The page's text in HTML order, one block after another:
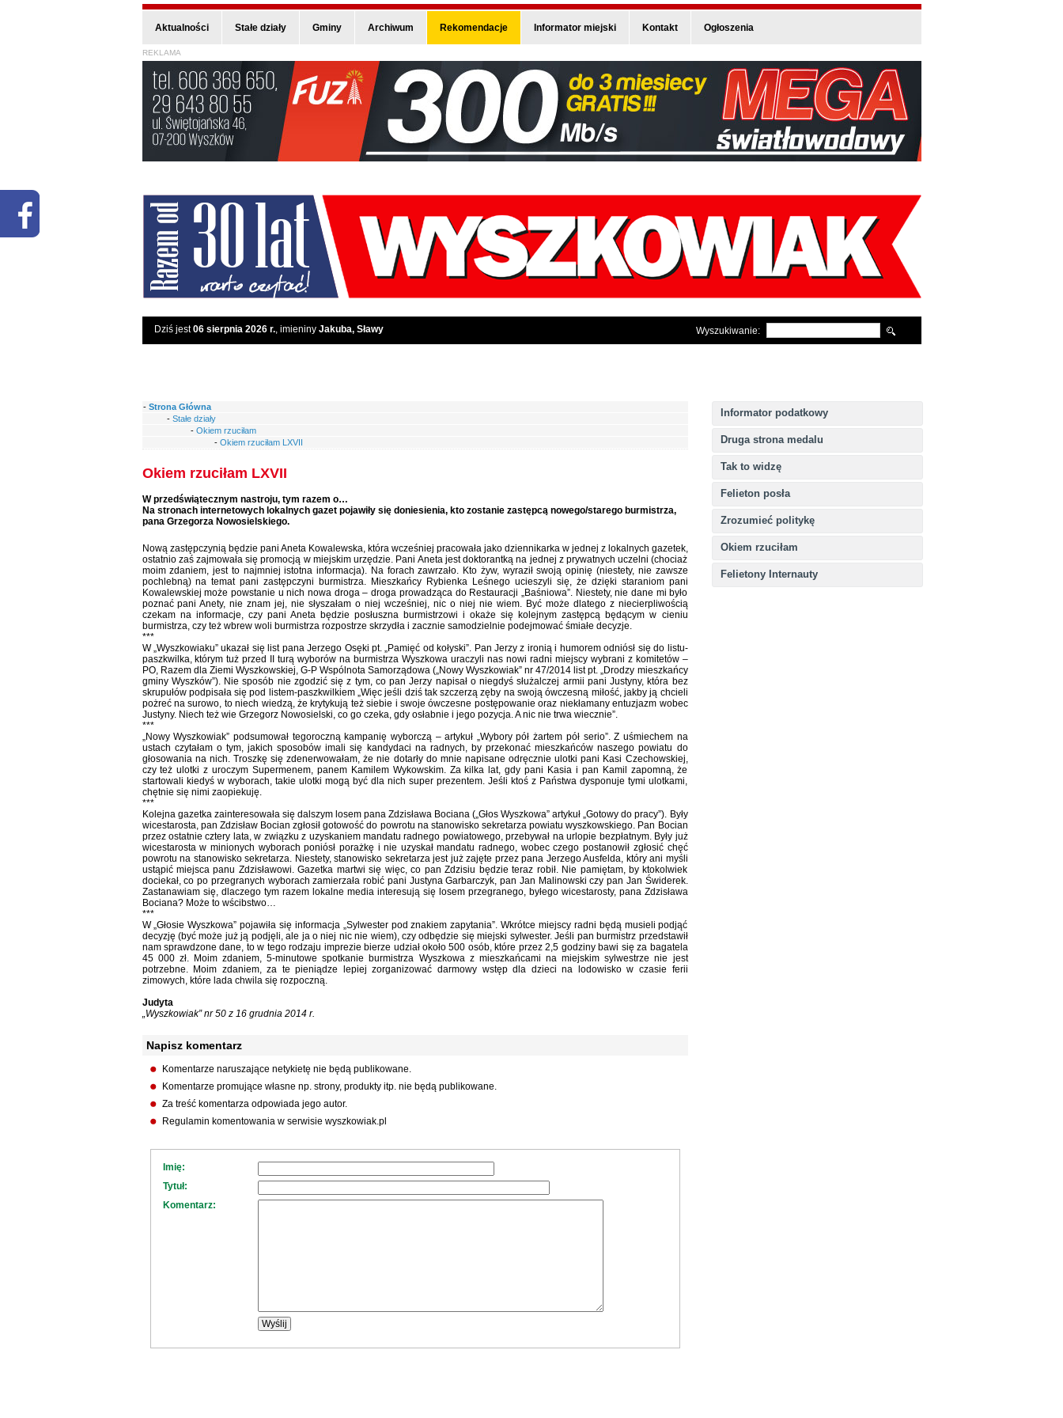
Aktualności Stałe działy Gminy Archiwum Rekomendacje Informator miejski Kontakt Ogłoszenia
REKLAMA
Dziś jest06 sierpnia 2026 r., imieniny Jakuba, Sławy Wyszukiwanie:
Informator podatkowy
Druga strona medalu
Tak to widzę
Felieton posła
Zrozumieć politykę
Okiem rzuciłam
Felietony Internauty
- Strona Główna
- Stałe działy
- Okiem rzuciłam
- Okiem rzuciłam LXVII
Okiem rzuciłam LXVII
W przedświątecznym nastroju, tym razem o…
Na stronach internetowych lokalnych gazet pojawiły się doniesienia, kto zostanie zastępcą nowego/starego burmistrza,
pana Grzegorza Nowosielskiego.
Nową zastępczynią będzie pani Aneta Kowalewska, która wcześniej pracowała jako dziennikarka w jednej z lokalnych gazetek,
ostatnio zaś zajmowała się promocją w miejskim urzędzie. Pani Aneta jest doktorantką na jednej z prywatnych uczelni (chociaż
moim zdaniem, jest to najmniej istotna informacja). Na forach zawrzało. Kto żyw, wyraził swoją opinię (niestety, nie zawsze
pochlebną) na temat pani zastępczyni burmistrza. Mieszkańcy Rybienka Leśnego ucieszyli się, że dzięki staraniom pani
Kowalewskiej może powstanie u nich nowa droga – droga prowadząca do Restauracji „Baśniowa”. Niestety, nie dane mi było
poznać pani Anety, nie znam jej, nie słyszałam o niej wcześniej, nic o niej nie wiem. Być może dlatego z niecierpliwością
czekam na informacje, czy pani Aneta będzie posłuszna burmistrzowi i okaże się kolejnym zastępcą będącym w cieniu
burmistrza, czy też wbrew woli burmistrza rozpostrze skrzydła i zacznie samodzielnie podejmować śmiałe decyzje.
***
W „Wyszkowiaku” ukazał się list pana Jerzego Osęki pt. „Pamięć od kołyski”. Pan Jerzy z ironią i humorem odniósł się do listu-
paszkwilka, którym tuż przed II turą wyborów na burmistrza Wyszkowa uraczyli nas nowi radni miejscy wybrani z komitetów –
PO, Razem dla Ziemi Wyszkowskiej, G-P Wspólnota Samorządowa („Nowy Wyszkowiak” nr 47/2014 list pt. „Drodzy mieszkańcy
gminy Wyszków”). Nie sposób nie zgodzić się z tym, co pan Jerzy napisał o niegdyś służalczej armii pani Justyny, która bez
skrupułów podpisała się pod listem-paszkwilkiem „Więc jeśli dziś tak szczerzą zęby na swoją ówczesną miłość, jakby ją chcieli
pożreć na surowo, to niech wiedzą, że krytykują też siebie i swoje ówczesne postępowanie oraz niekłamany entuzjazm wobec
Justyny. Niech też wie Grzegorz Nowosielski, co go czeka, gdy osłabnie i jego pozycja. A nic nie trwa wiecznie”.
***
„Nowy Wyszkowiak” podsumował tegoroczną kampanię wyborczą – artykuł „Wybory pół żartem pół serio”. Z uśmiechem na
ustach czytałam o tym, jakich sposobów imali się kandydaci na radnych, by przekonać mieszkańców naszego powiatu do
głosowania na nich. Troszkę się zdenerwowałam, że nie dotarły do mnie napisane odręcznie ulotki pani Kasi Czechowskiej,
czy też ulotki z uroczym Supermenem, panem Kamilem Wykowskim. Za kilka lat, gdy pani Kasia i pan Kamil zapomną, że
startowali kiedyś w wyborach, takie ulotki mogą być dla nich super prezentem. Jeśli ktoś z Państwa dysponuje tymi ulotkami,
chętnie się nimi zaopiekuję.
***
Kolejna gazetka zainteresowała się dalszym losem pana Zdzisława Bociana („Głos Wyszkowa” artykuł „Gotowy do pracy”). Były
wicestarosta, pan Zdzisław Bocian zgłosił gotowość do powrotu na stanowisko sekretarza powiatu wyszkowskiego. Pan Bocian
przez ostatnie cztery lata, w związku z uzyskaniem mandatu radnego powiatowego, przebywał na urlopie bezpłatnym. Były już
wicestarosta w minionych wyborach poniósł porażkę i nie uzyskał mandatu radnego, wobec czego postanowił zgłosić chęć
powrotu na stanowisko sekretarza. Niestety, stanowisko sekretarza jest już zajęte przez pana Jerzego Ausfelda, który ani myśli
ustąpić miejsca panu Zdzisławowi. Gazetka martwi się więc, co pan Zdzisiu będzie teraz robił. Nie pamiętam, by ktokolwiek
dociekał, co po przegranych wyborach zamierzała robić pani Justyna Garbarczyk, pan Jan Malinowski czy pan Jan Świderek.
Zastanawiam się, dlaczego tym razem lokalne media interesują się losem przegranego, byłego wicestarosty, pana Zdzisława
Bociana? Może to wścibstwo…
***
W „Głosie Wyszkowa” pojawiła się informacja „Sylwester pod znakiem zapytania”. Wkrótce miejscy radni będą musieli podjąć
decyzję (być może już ją podjęli, ale ja o niej nic nie wiem), czy odbędzie się miejski sylwester. Jeśli pan burmistrz przedstawił
nam sprawdzone dane, to w tego rodzaju imprezie bierze udział około 500 osób, które przez 2,5 godziny bawi się za bagatela
45 000 zł. Moim zdaniem, 5-minutowe spotkanie burmistrza Wyszkowa z mieszkańcami na miejskim sylwestrze nie jest
potrzebne. Moim zdaniem, za te pieniądze lepiej zorganizować darmowy wstęp dla dzieci na lodowisko w czasie ferii
zimowych, które lada chwila się rozpoczną.
Judyta
„Wyszkowiak” nr 50 z 16 grudnia 2014 r.
Napisz komentarz
Komentarze naruszające netykietę nie będą publikowane.
Komentarze promujące własne np. strony, produkty itp. nie będą publikowane.
Za treść komentarza odpowiada jego autor.
Regulamin komentowania w serwisie wyszkowiak.pl
Imię:
Tytuł:
Komentarz: